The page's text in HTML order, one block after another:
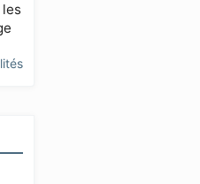
les